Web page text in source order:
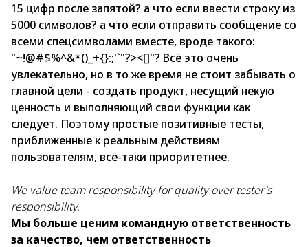
15 цифр после запятой? а что если ввести строку из
5000 символов? а что если отправить сообщение со
всеми спецсимволами вместе, вроде такого:
"~!@#$%^&*()_+{}:;'`"?><[]"? Всё это очень
увлекательно, но в то же время не стоит забывать о
главной цели - создать продукт, несущий некую
ценность и выполняющий свои функции как
следует. Поэтому простые позитивные тесты,
приближенные к реальным действиям
пользователям, всё-таки приоритетнее.
We value team responsibility for quality over tester's
responsibility.
Мы больше ценим командную ответственность
за качество, чем ответственность